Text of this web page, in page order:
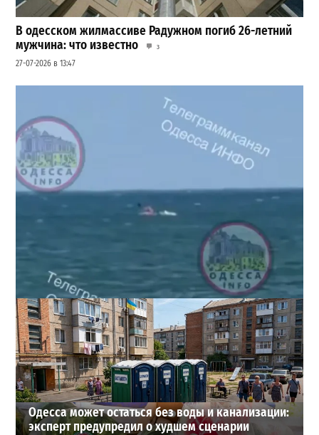
В одесском жилмассиве Радужном погиб 26-летний
мужчина: что известно
3
27-07-2026 в 13:47
Под Одессой уносит в море ребенка на матрасе и
мужчину: идет спасательная операция
28-07-2026 в 17:51
ВИБОР РЕДАКЦИИ
Одесса может остаться без воды и канализации:
эксперт предупредил о худшем сценарии